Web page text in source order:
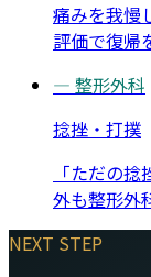
痛みを我慢
評価で復帰
— 整形外科
捻挫・打撲
「ただの
外も整形外
NEXT STEP